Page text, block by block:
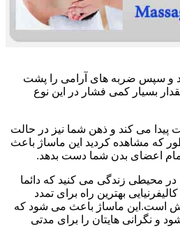
و سپس ضربه های آرامی را پشت
بسیار کمی فشار در این نوع
پیدا می کند و ذهن شما نیز در حالت
که مشاهده کردید این ماساژ باعث
اعضای بدن شما دست بدهد.
در محیطی زندگی می کنید که دائما
بهترین راه برای تمدد
است.این ماساژ باعث می شود که
و نگرانی هایتان را برای مدتی